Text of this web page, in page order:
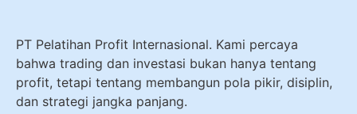
PT Pelatihan Profit Internasional. Kami percaya
bahwa trading dan investasi bukan hanya tentang
profit, tetapi tentang membangun pola pikir, disiplin,
dan strategi jangka panjang.